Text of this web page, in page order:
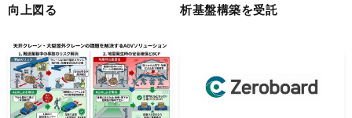
向上図る
析基盤構築を受託